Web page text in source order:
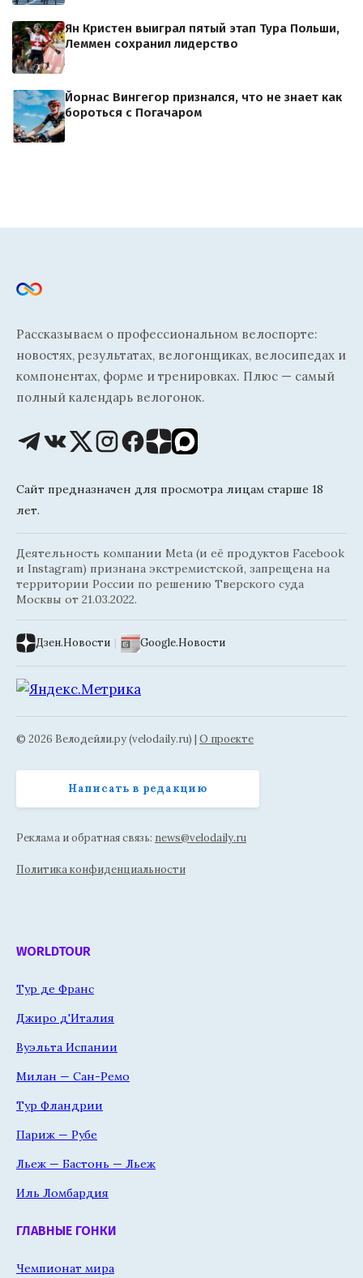
Ян Кристен выиграл пятый этап Тура Польши,
Леммен сохранил лидерство
Йорнас Вингегор признался, что не знает как
бороться с Погачаром
Рассказываем о профессиональном велоспорте:
новостях, результатах, велогонщиках, велосипедах и
компонентах, форме и тренировках. Плюс — самый
полный календарь велогонок.
Сайт предназначен для просмотра лицам старше 18
лет.
Деятельность компании Meta (и её продуктов Facebook
и Instagram) признана экстремистской, запрещена на
территории России по решению Тверского суда
Москвы от 21.03.2022.
Дзен.Новости | Google.Новости
© 2026 Велодейли.ру (velodaily.ru) | О проекте
Написать в редакцию
Реклама и обратная связь: news@velodaily.ru
Политика конфиденциальности
WORLDTOUR
Тур де Франс
Джиро д'Италия
Вуэльта Испании
Милан — Сан-Ремо
Тур Фландрии
Париж — Рубе
Льеж — Бастонь — Льеж
Иль Ломбардия
ГЛАВНЫЕ ГОНКИ
Чемпионат мира